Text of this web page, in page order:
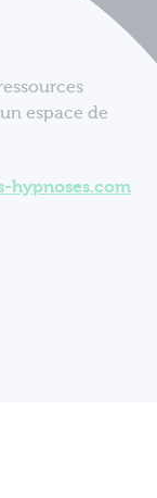
espace de
hypnoses.com